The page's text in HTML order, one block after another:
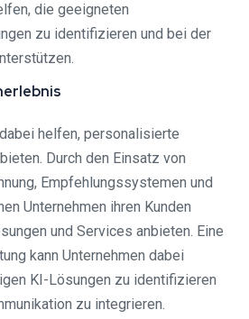
die geeigneten
zu identifizieren und bei der
helfen, personalisierte
Durch den Einsatz von
Empfehlungssystemen und
Unternehmen ihren Kunden
und Services anbieten. Eine
kann Unternehmen dabei
KI-Lösungen zu identifizieren
zu integrieren.